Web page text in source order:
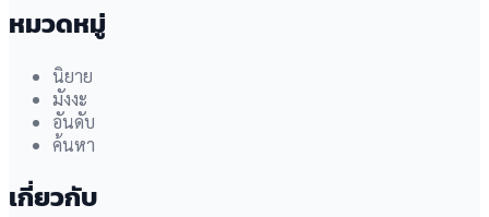
หมวดหมู่
นิยาย
มังงะ
อันดับ
ค้นหา
เกี่ยวกับ